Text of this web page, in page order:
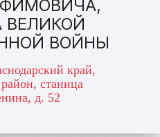
ВЕЛИКОЙ
ВОЙНЫ
край,
станица
д. 52